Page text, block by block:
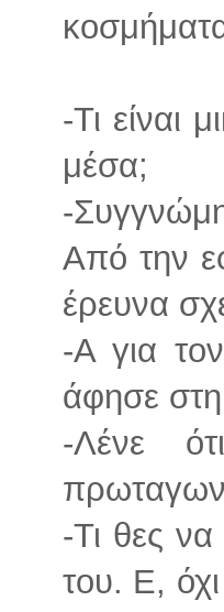
-Τι είναι
μέσα;
-
Από την
έρευνα
-Α για
άφησε
-Λένε
-Τι θες
του. Ε,